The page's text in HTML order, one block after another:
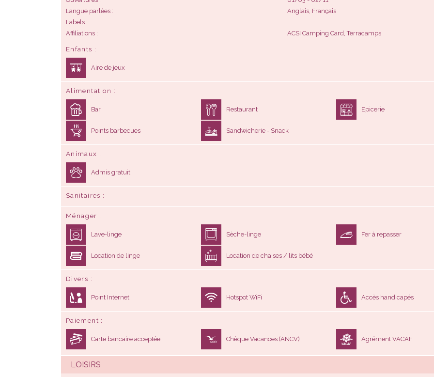
Langue parlées
Anglais, Français
Labels
Affiliations
ACSI Camping Card, Terracamps
Enfants
Aire de jeux
Alimentation
Bar Restaurant Epicerie
Points barbecues Sandwicherie - Snack
Animaux
Admis gratuit
Sanitaires
Ménager
Lave-linge Sèche-linge Fer à repasser
Location de linge Location de chaises / lits bébé
Divers
Point Internet Hotspot WiFi Accès handicapés
Paiement
Carte bancaire acceptée Chèque Vacances (ANCV) Agrément VACAF
LOISIRS